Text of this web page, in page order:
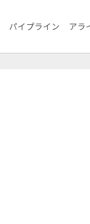
パイプライン アラ